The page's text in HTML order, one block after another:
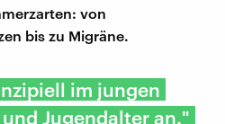
von
bis zu Migräne.
im jungen
Jugendalter an."